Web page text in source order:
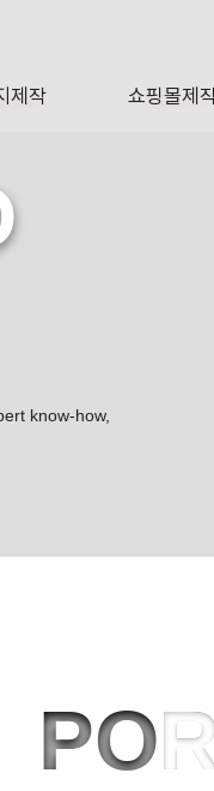
제작 쇼핑몰제
know-how,
PO